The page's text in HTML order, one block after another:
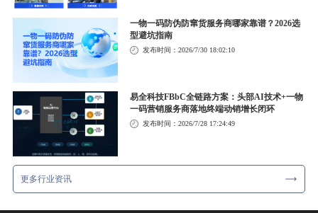
一物一码防伪防窜货服务商哪家靠谱？2026选
型避坑指南
发布时间：2026/7/30 18:02:10
易全科技FBbC全链路方案：头部AI技术+一物
一码营销服务商落地终端动销增长闭环
发布时间：2026/7/28 17:24:49
更多行业资讯